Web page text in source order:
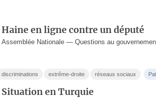
Haine en ligne contre un député
Assemblée Nationale — Questions au
discriminations extrême-droite réseaux sociaux
Situation en Turquie